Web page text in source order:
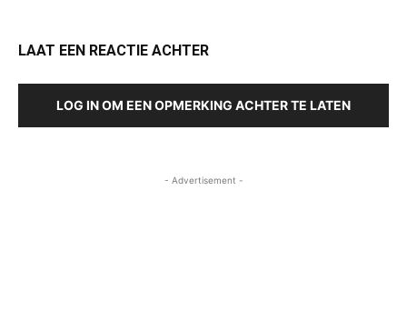
LAAT EEN REACTIE ACHTER
LOG IN OM EEN OPMERKING ACHTER TE LATEN
- Advertisement -